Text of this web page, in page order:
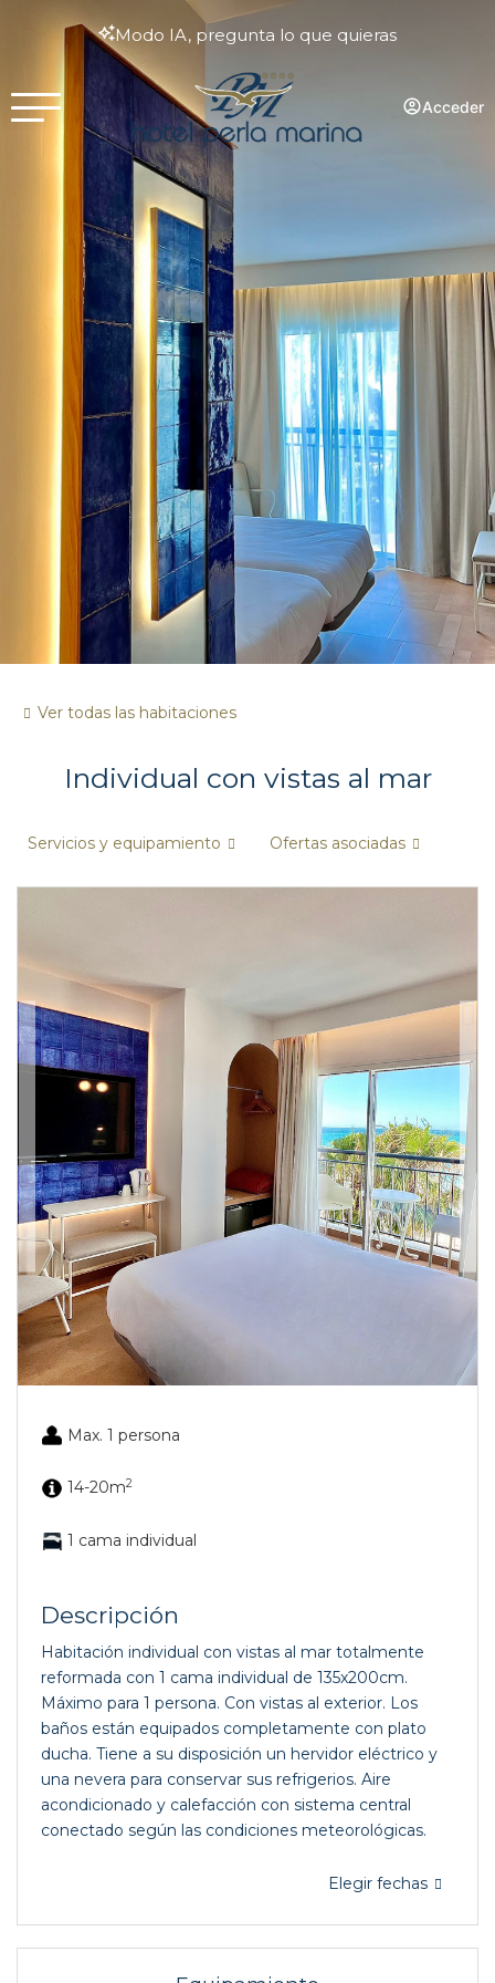
Modo IA, pregunta lo que quieras
Acceder
Ver todas las habitaciones
Individual con vistas al mar
Servicios y equipamiento Ofertas asociadas
Max. 1 persona
14-20m2
1 cama individual
Descripción
Habitación individual con vistas al mar totalmente
reformada con 1 cama individual de 135x200cm.
Máximo para 1 persona. Con vistas al exterior. Los
baños están equipados completamente con plato
ducha. Tiene a su disposición un hervidor eléctrico y
una nevera para conservar sus refrigerios. Aire
acondicionado y calefacción con sistema central
conectado según las condiciones meteorológicas.
Elegir fechas